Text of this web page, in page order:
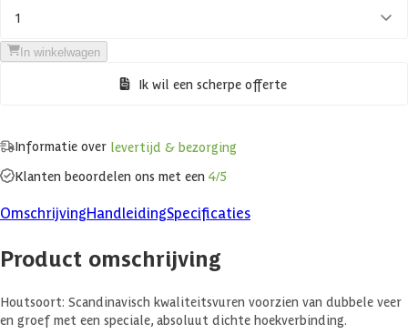
1
In winkelwagen
Ik wil een scherpe offerte
Informatie over levertijd & bezorging
Klanten beoordelen ons met een 4/5
OmschrijvingHandleidingSpecificaties
Product omschrijving
Houtsoort: Scandinavisch kwaliteitsvuren voorzien van dubbele veer
en groef met een speciale, absoluut dichte hoekverbinding.